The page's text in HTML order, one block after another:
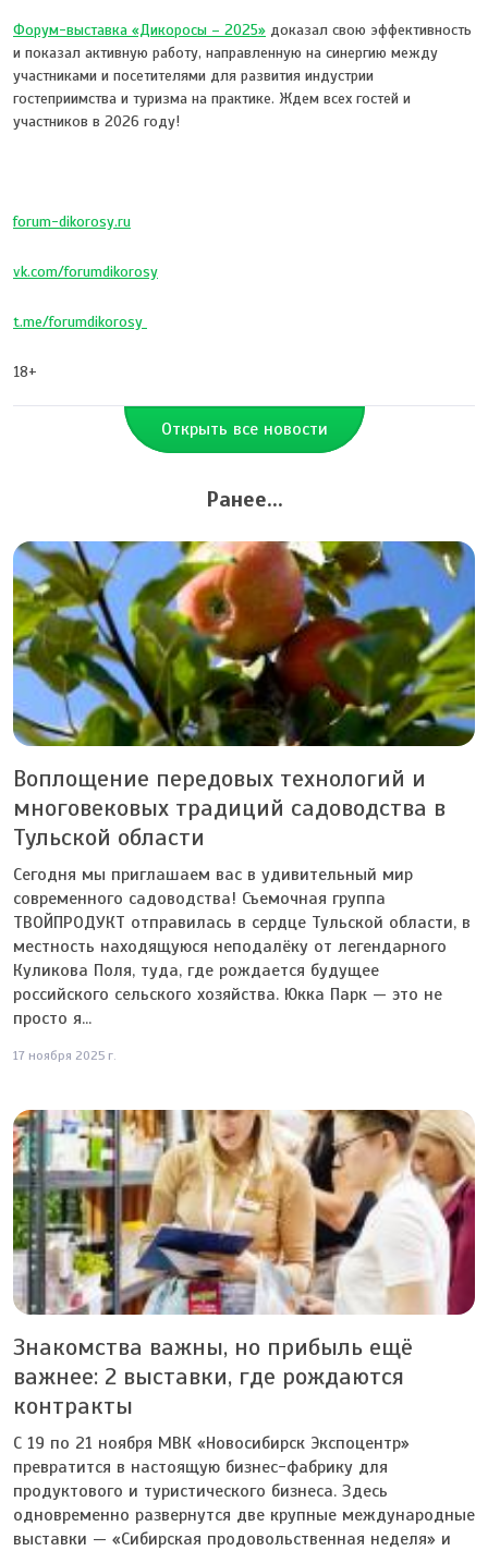
Форум-выставка «Дикоросы – 2025» доказал свою эффективность
и показал активную работу, направленную на синергию между
участниками и посетителями для развития индустрии
гостеприимства и туризма на практике. Ждем всех гостей и
участников в 2026 году!
forum-dikorosy.ru
vk.com/forumdikorosy
t.me/forumdikorosy
18+
Открыть все новости
Ранее...
Воплощение передовых технологий и
многовековых традиций садоводства в
Тульской области
Сегодня мы приглашаем вас в удивительный мир
современного садоводства! Съемочная группа
ТВОЙПРОДУКТ отправилась в сердце Тульской области, в
местность находящуюся неподалёку от легендарного
Куликова Поля, туда, где рождается будущее
российского сельского хозяйства. Юкка Парк — это не
просто я...
17 ноября 2025 г.
Знакомства важны, но прибыль ещё
важнее: 2 выставки, где рождаются
контракты
С 19 по 21 ноября МВК «Новосибирск Экспоцентр»
превратится в настоящую бизнес-фабрику для
продуктового и туристического бизнеса. Здесь
одновременно развернутся две крупные международные
выставки — «Сибирская продовольственная неделя» и